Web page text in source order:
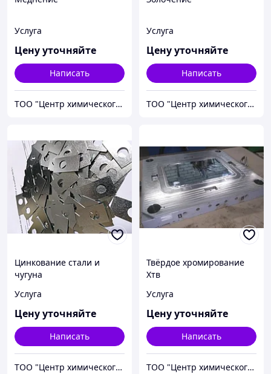
Услуга
Цену уточняйте
Написать
ТОО "Центр химического инжиниринга и материаловедения"
Услуга
Цену уточняйте
Написать
ТОО "Центр химического инжиниринга и материаловедения"
Цинкование стали и
чугуна
Услуга
Цену уточняйте
Написать
ТОО "Центр химического инжиниринга и материаловедения"
Твёрдое хромирование
Хтв
Услуга
Цену уточняйте
Написать
ТОО "Центр химического инжиниринга и материаловедения"